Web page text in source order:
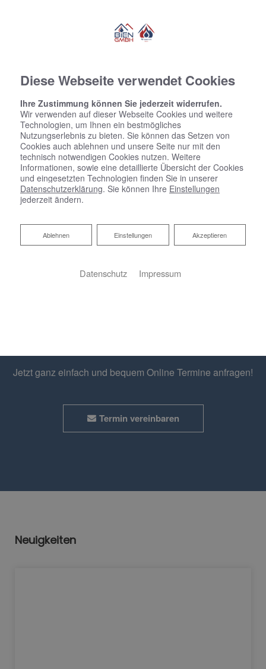
Jetzt ganz einfach und bequem Online Termine anfragen!
Termin vereinbaren
Neuigkeiten
Diese Webseite verwendet Cookies
Ihre Zustimmung können Sie jederzeit widerrufen.
Wir verwenden auf dieser Webseite Cookies und weitere
Technologien, um Ihnen ein bestmögliches
Nutzungserlebnis zu bieten. Sie können das Setzen von
Cookies auch ablehnen und unsere Seite nur mit den
technisch notwendigen Cookies nutzen. Weitere
Informationen, sowie eine detaillierte Übersicht der Cookies
und eingesetzten Technologien finden Sie in unserer
Datenschutzerklärung. Sie können Ihre Einstellungen
jederzeit ändern.
Akzeptieren
Einstellungen
Ablehnen
Ablehnen
Datenschutz Impressum